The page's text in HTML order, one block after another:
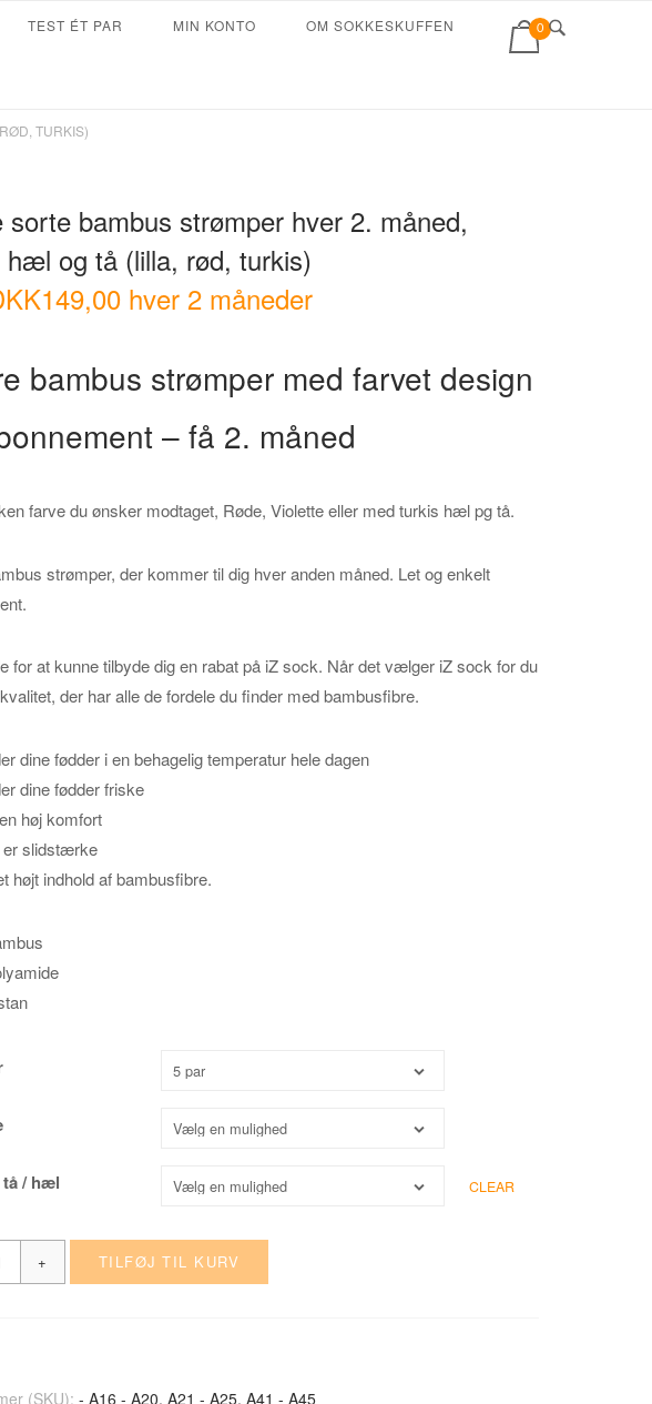
TEST ÉT PAR MIN KONTO OM SOKKESKUFFEN View
shopping
cart
0
TURKIS)
sorte bambus strømper hver 2. måned,
og tå (lilla, rød, turkis)
149,00 hver 2 måneder
bambus strømper med farvet design
– få 2. måned
farve du ønsker modtaget, Røde, Violette eller med turkis hæl pg tå.
strømper, der kommer til dig hver anden måned. Let og enkelt
for at kunne tilbyde dig en rabat på iZ sock. Når det vælger iZ sock for du
der har alle de fordele du finder med bambusfibre.
dine fødder i en behagelig temperatur hele dagen
dine fødder friske
høj komfort
er slidstærke
højt indhold af bambusfibre.
tå / hæl CLEAR
TILFØJ TIL KURV
(SKU): - A16 - A20, A21 - A25, A41 - A45